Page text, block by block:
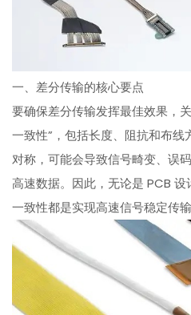
一、差分传输的核心要点
要确保差分传输发挥最佳效果，
一致性”，包括长度、阻抗和布
对称，可能会导致信号畸变、误
高速数据。因此，无论是 PCB
一致性都是实现高速信号稳定传输